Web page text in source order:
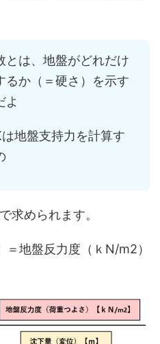
とは、地盤がどれだけ
るか（＝硬さ）を示す
よ
地盤支持力を計算す
求められます。
地盤反力度（ｋN/m2）